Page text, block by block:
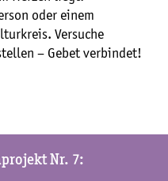
oder einem
Versuche
– Gebet verbindet!
Nr. 7: